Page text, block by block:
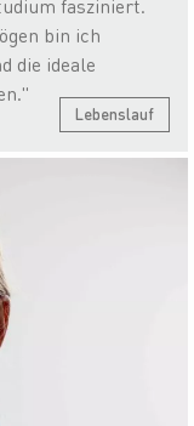
fasziniert.
bin ich
die ideale
Lebenslauf